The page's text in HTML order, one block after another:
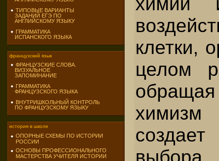
ТИПОВЫЕ ВАРИАНТЫ
ЗАДАНИЙ ЕГЭ ПО
АНГЛИЙСКОМУ ЯЗЫКУ
ГРАММАТИКА
ИСПАНСКОГО ЯЗЫКА
французский язык
ФРАНЦУЗСКИЕ СЛОВА.
ВИЗУАЛЬНОЕ
ЗАПОМИНАНИЕ
ГРАММАТИКА
ФРАНЦУЗСКОГО ЯЗЫКА
ВНУТРИШКОЛЬНЫЙ КОНТРОЛЬ
ПО ФРАНЦУЗСКОМУ ЯЗЫКУ
история в школе
ОПОРНЫЕ СХЕМЫ ПО ИСТОРИИ
РОССИИ
ОСНОВЫ ПРОФЕССИОНАЛЬНОГО
МАСТЕРСТВА УЧИТЕЛЯ ИСТОРИИ
клетки,
целом
химизм